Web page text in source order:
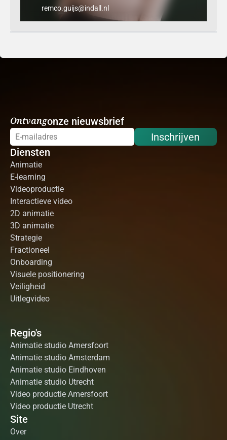
remco.guijs@indall.nl
Ontvangonze nieuwsbrief
Inschrijven
Diensten
Animatie
E-learning
Videoproductie
Interactieve video
2D animatie
3D animatie
Strategie
Fractioneel
Onboarding
Visuele positionering
Veiligheid
Uitlegvideo
Regio's
Animatie studio Amersfoort
Animatie studio Amsterdam
Animatie studio Eindhoven
Animatie studio Utrecht
Video productie Amersfoort
Video productie Utrecht
Site
Over